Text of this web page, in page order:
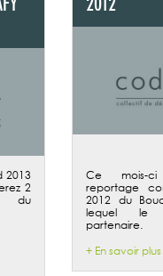
2013
2
du
Ce mois-
reportage
2012 du
lequel le
partenaire.
+ En savoir plus